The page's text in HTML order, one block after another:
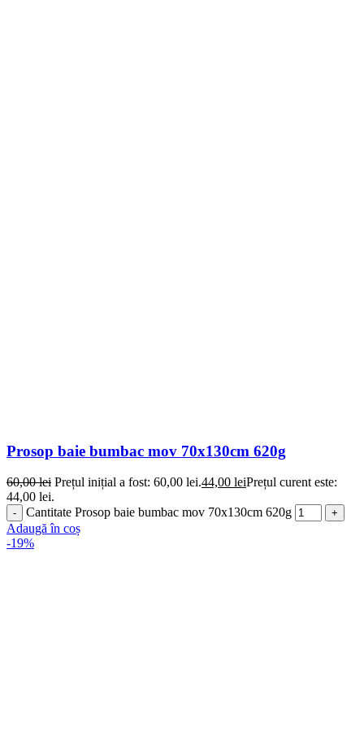
Prosop baie bumbac mov 70x130cm 620g
60,00lei Prețul inițial a fost: 60,00 lei.44,00 leiPrețul curent este:
44,00 lei.
Cantitate Prosop baie bumbac mov 70x130cm 620g
Adaugă în coș
-19%